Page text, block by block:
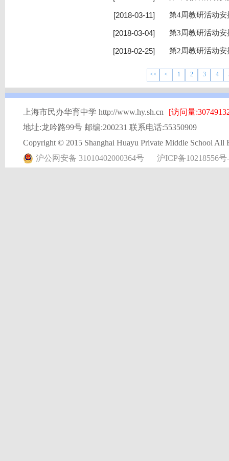
第4周教研活动
[2018-03-11]
第3周教研活动
[2018-03-04]
第2周教研活动
[2018-02-25]
<< < 1 2 3 4
上海市民办华育中学 http://www.hy.sh.cn
[访问量
地址:龙吟路99号 邮编:200231 联系电话:55350909
Copyright © 2015 Shanghai Huayu Private Middle School All
沪公网安备 31010402000364号
沪ICP备10218556号